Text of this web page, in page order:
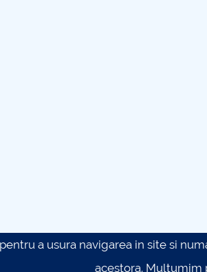
a usura navigarea in site si
acestora.